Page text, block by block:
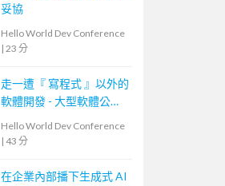
妥協
Hello World Dev Conference
| 23 分
走一遭『 寫程式 』以外的
軟體開發 - 大型軟體公司
Hello World Dev Conference
| 43 分
在企業內部播下生成式 AI